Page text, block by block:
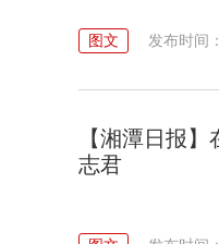
图文 发布时间
【湘潭日报
志君